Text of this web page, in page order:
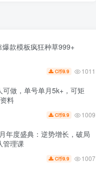
款模板疯狂种草999+
C币9.9 1011
做，单号单月5k+，可矩
料
C币9.9 1009
年度盛典：逆势增长，破局
管理课
C币9.9 1007